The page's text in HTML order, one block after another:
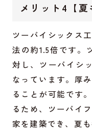
メリット4【夏
ツーバイシックス
法の約1.5倍です。
対し、ツーバイシ
なっています。厚
ることが可能です
るため、ツーバイ
家を建築でき、夏